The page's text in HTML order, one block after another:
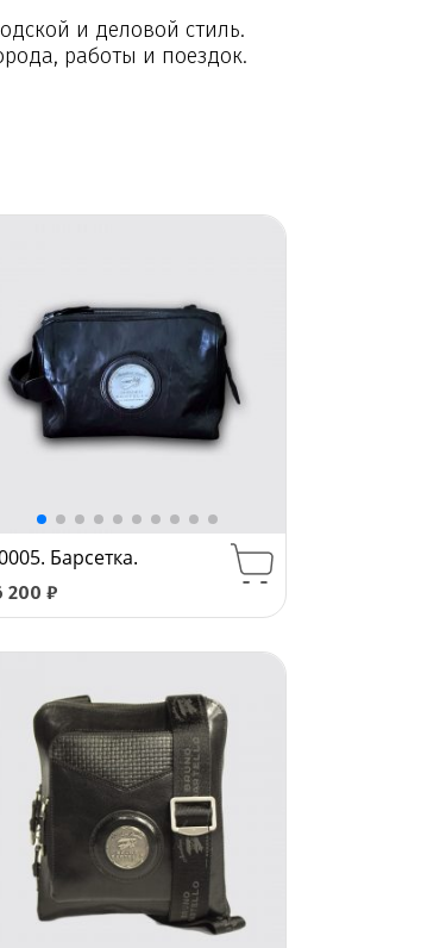
и деловой стиль.
работы и поездок.
Барсетка.
200 ₽